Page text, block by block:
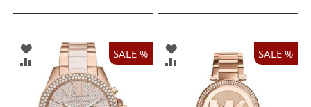
SALE %
ZUR
WUNSCHLISTE
HINZUFÜGEN
ZUR
VERGLEICHSLISTE
HINZUFÜGEN
SALE %
ZUR
WUNSCHLISTE
HINZUFÜGEN
ZUR
VERGLEICHSLISTE
HINZUFÜGEN